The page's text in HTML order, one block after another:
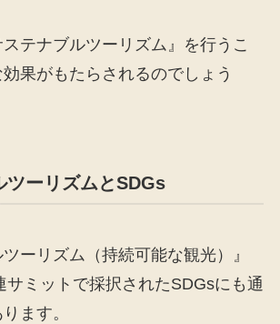
テナブルツーリズム』を行うこ
果がもたらされるのでしょう
ツーリズムとSDGs
ツーリズム（持続可能な観光）』
サミットで採択されたSDGsにも通
ます。